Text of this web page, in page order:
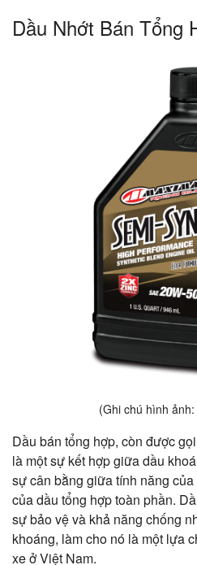
Dầu Nhớt Bán Tổng
(Ghi chú hình ảnh:
Dầu bán tổng hợp, còn được
là một sự kết hợp giữa dầu
sự cân bằng giữa tính năng
của dầu tổng hợp toàn phần.
sự bảo vệ và khả năng chống
khoáng, làm cho nó là một lựa
xe ở Việt Nam.